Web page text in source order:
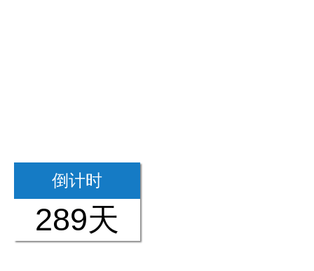
倒计时
289天